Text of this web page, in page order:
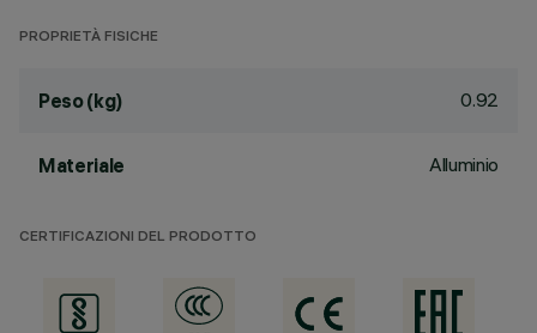
PROPRIETÀ FISICHE
Peso (kg) 0.92
Materiale Alluminio
CERTIFICAZIONI DEL PRODOTTO